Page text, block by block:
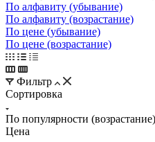
По алфавиту (убывание)
По алфавиту (возрастание)
По цене (убывание)
По цене (возрастание)
Фильтр
Сортировка
По популярности (возрастание)
Цена